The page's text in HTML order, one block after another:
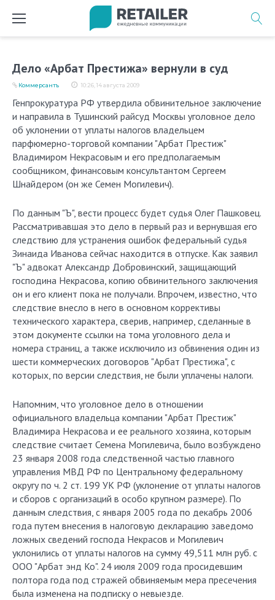
Дело «Арбат Престижа» вернули в суд
10:26, 14 августа 2009
Коммерсантъ
Генпрокуратура РФ утвердила обвинительное заключение
и направила в Тушинский райсуд Москвы уголовное дело
об уклонении от уплаты налогов владельцем
парфюмерно-торговой компании "Арбат Престиж"
Владимиром Некрасовым и его предполагаемым
сообщником, финансовым консультантом Сергеем
Шнайдером (он же Семен Могилевич).
По данным "Ъ", вести процесс будет судья Олег Пашковец.
Рассматривавшая это дело в первый раз и вернувшая его
следствию для устранения ошибок федеральный судья
Зинаида Иванова сейчас находится в отпуске. Как заявил
"Ъ" адвокат Александр Добровинский, защищающий
господина Некрасова, копию обвинительного заключения
он и его клиент пока не получали. Впрочем, известно, что
следствие внесло в него в основном коррективы
технического характера, сверив, например, сделанные в
этом документе ссылки на тома уголовного дела и
номера страниц, а также исключило из обвинения один из
шести коммерческих договоров "Арбат Престижа", с
которых, по версии следствия, не были уплачены налоги.
Напомним, что уголовное дело в отношении
официального владельца компании "Арбат Престиж"
Владимира Некрасова и ее реального хозяина, которым
следствие считает Семена Могилевича, было возбуждено
23 января 2008 года следственной частью главного
управления МВД РФ по Центральному федеральному
округу по ч. 2 ст. 199 УК РФ (уклонение от уплаты налогов
и сборов с организаций в особо крупном размере). По
данным следствия, с января 2005 года по декабрь 2006
года путем внесения в налоговую декларацию заведомо
ложных сведений господа Некрасов и Могилевич
уклонились от уплаты налогов на сумму 49,511 млн руб. с
ООО "Арбат энд Ко". 24 июля 2009 года просидевшим
полтора года под стражей обвиняемым мера пресечения
была изменена на подписку о невыезде.